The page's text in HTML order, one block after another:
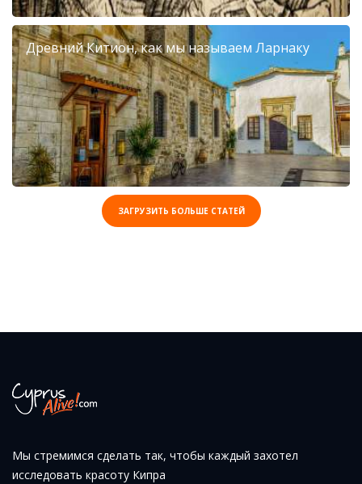
Древний Китион, как мы называем Ларнаку
ЗАГРУЗИТЬ БОЛЬШЕ СТАТЕЙ
Мы стремимся сделать так, чтобы каждый захотел
исследовать красоту Кипра